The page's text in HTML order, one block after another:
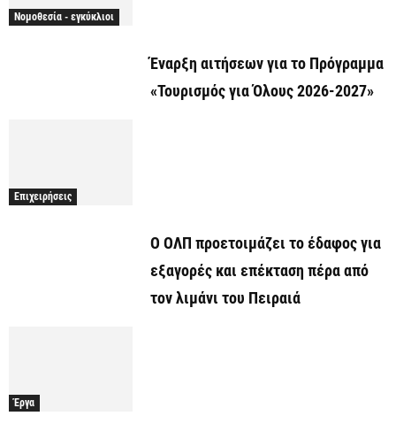
Νομοθεσία - εγκύκλιοι
Έναρξη αιτήσεων για το Πρόγραμμα
«Τουρισμός για Όλους 2026-2027»
Επιχειρήσεις
O ΟΛΠ προετοιμάζει το έδαφος για
εξαγορές και επέκταση πέρα από
τον λιμάνι του Πειραιά
Έργα